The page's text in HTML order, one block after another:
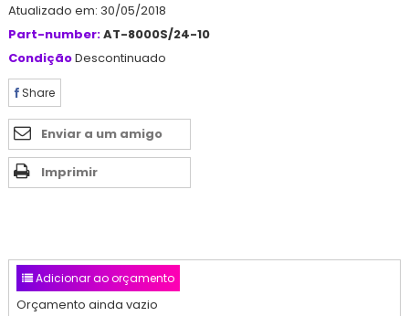
Atualizado em: 30/05/2018
Part-number:AT-8000S/24-10
CondiçãoDescontinuado
Share
Enviar a um amigo
Imprimir
Adicionar ao orçamento
Orçamento ainda vazio